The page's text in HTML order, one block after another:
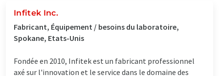
Infitek Inc.
Fabricant, Équipement / besoins du laboratoire,
Spokane, Etats-Unis
Fondée en 2010, Infitek est un fabricant professionnel
axé sur l'innovation et le service dans le domaine des